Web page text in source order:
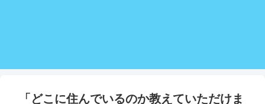
「どこに住んでいるのか教えていただけま